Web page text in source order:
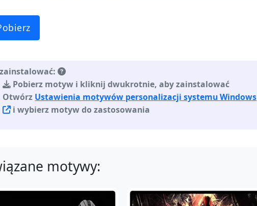
zainstalować:
Pobierz motyw i kliknij dwukrotnie, aby zainstalować
Otwórz Ustawienia motywów personalizacji systemu Windows
i wybierz motyw do zastosowania
motywy: